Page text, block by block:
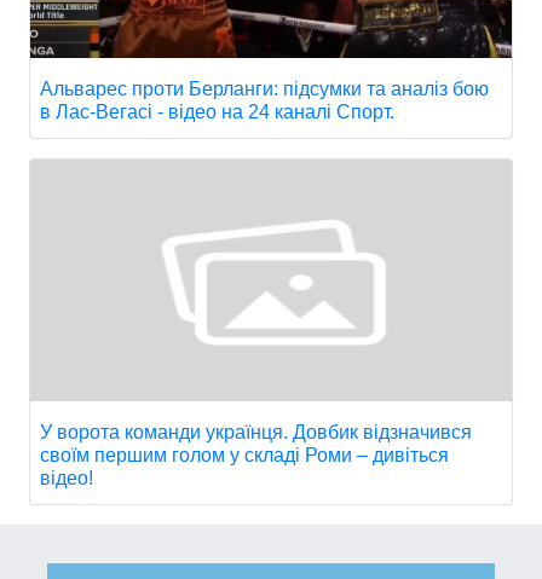
Альварес проти Берланги: підсумки та аналіз бою
в Лас-Вегасі - відео на 24 каналі Спорт.
У ворота команди українця. Довбик відзначився
своїм першим голом у складі Роми – дивіться
відео!